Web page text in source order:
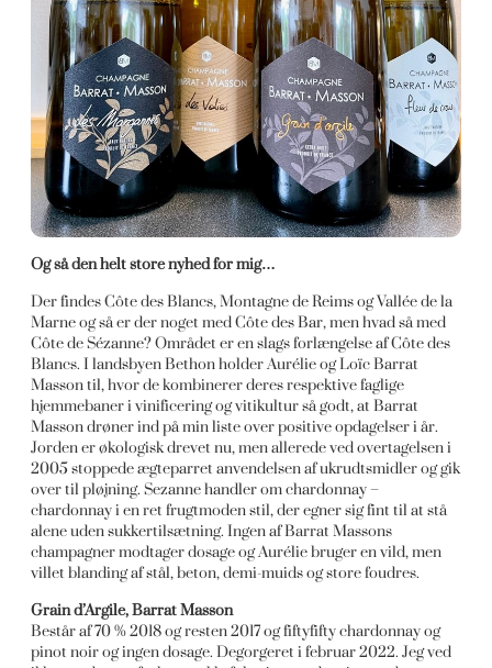
Og så den helt store nyhed for mig…
Der findes Côte des Blancs, Montagne de Reims og Vallée de la
Marne og så er der noget med Côte des Bar, men hvad så med
Côte de Sézanne? Området er en slags forlængelse af Côte des
Blancs. I landsbyen Bethon holder Aurélie og Loïc Barrat
Masson til, hvor de kombinerer deres respektive faglige
hjemmebaner i vinificering og vitikultur så godt, at Barrat
Masson drøner ind på min liste over positive opdagelser i år.
Jorden er økologisk drevet nu, men allerede ved overtagelsen i
2005 stoppede ægteparret anvendelsen af ukrudtsmidler og gik
over til pløjning. Sezanne handler om chardonnay –
chardonnay i en ret frugtmoden stil, der egner sig fint til at stå
alene uden sukkertilsætning. Ingen af Barrat Massons
champagner modtager dosage og Aurélie bruger en vild, men
villet blanding af stål, beton, demi-muids og store foudres.
Grain d’Argile, Barrat Masson
Består af 70 % 2018 og resten 2017 og fiftyfifty chardonnay og
pinot noir og ingen dosage. Degorgeret i februar 2022. Jeg ved